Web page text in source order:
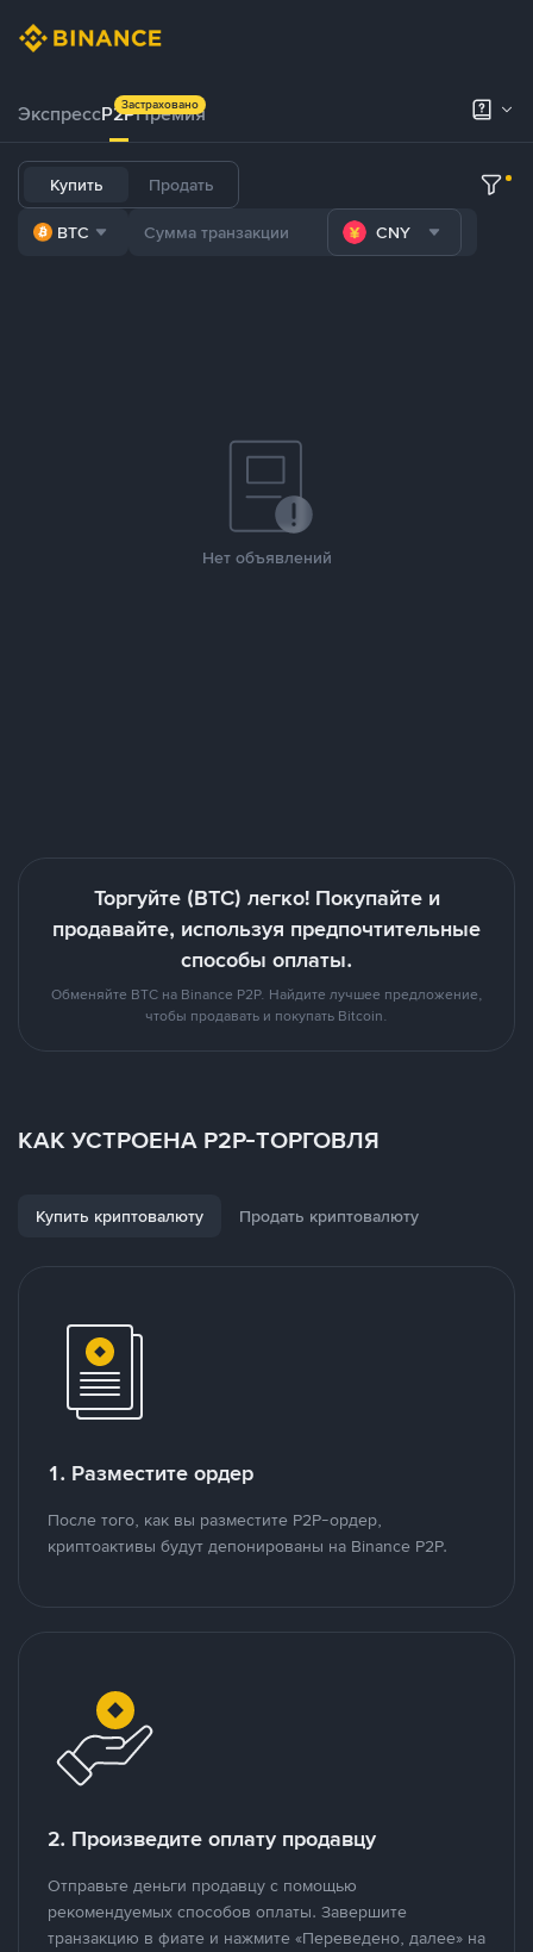
ЭкспрессP2PПремия
Застраховано
Купить Продать
BTC CNY
Нет объявлений
Торгуйте (BTC) легко! Покупайте и
продавайте, используя предпочтительные
способы оплаты.
Обменяйте BTC на Binance P2P. Найдите лучшее предложение,
чтобы продавать и покупать Bitcoin.
КАК УСТРОЕНА P2P-ТОРГОВЛЯ
Купить криптовалюту Продать криптовалюту
1. Разместите ордер
После того, как вы разместите P2P-ордер,
криптоактивы будут депонированы на Binance P2P.
2. Произведите оплату продавцу
Отправьте деньги продавцу с помощью
рекомендуемых способов оплаты. Завершите
транзакцию в фиате и нажмите «Переведено, далее» на